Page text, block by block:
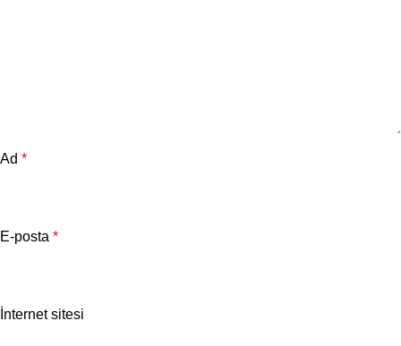
Ad *
E-posta *
İnternet sitesi